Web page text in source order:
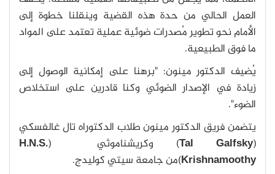
العمل الحالي من حدة هذه القضية وينقلنا خطوة إلى
الأمام نحو تطوير مُصدرات ضوئية عملية تعتمد على المواد
ما فوق الطبيعية.
يُضيف الدكتور مينون: "برهنا على إمكانية الوصول إلى
زيادة في الإصدار الضوئي وكنا قادرين على استخلاص
الضوء".
يتضمن فريق الدكتور مينون طلاب الدكتوراه تال غالفسكي
(
Tal Galfsky) وكريشناموثي (H.N.S.
Krishnamoothy)من جامعة سيتي كوليدج.